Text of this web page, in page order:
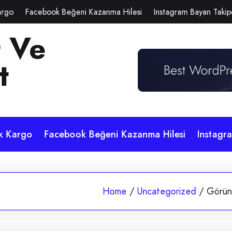
Facebook Beğeni Kazanma Hilesi Instagram Bayan
Kargo Facebook Beğeni Kazanma Hilesi
Home / Uncategorized /